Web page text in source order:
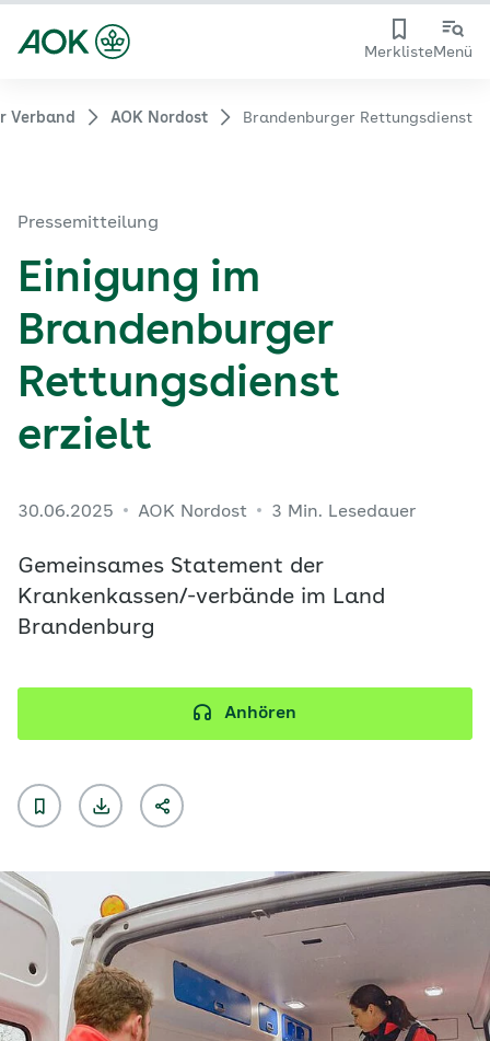
MerklisteMenü
Verband AOK Nordost Brandenburger Rettungsdienst
Pressemitteilung
Einigung im
Brandenburger
Rettungsdienst
erzielt
30.06.2025 AOK Nordost 3 Min. Lesedauer
Gemeinsames Statement der
Krankenkassen/-verbände im Land
Brandenburg
Anhören